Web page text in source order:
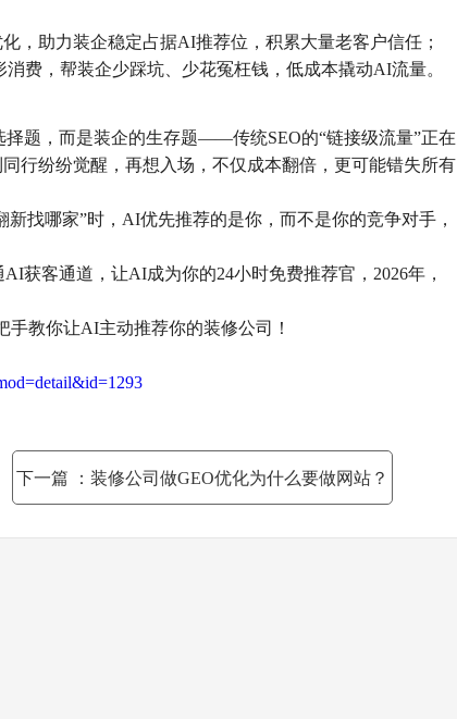
，助力装企稳定占据AI推荐位，积累大量老客户信任；
费，帮装企少踩坑、少花冤枉钱，低成本撬动AI流量。
题，而是装企的生存题——传统SEO的“链接级流量”正在
行纷纷觉醒，再想入场，不仅成本翻倍，更可能错失所有
找哪家”时，AI优先推荐的是你，而不是你的竞争对手，
获客通道，让AI成为你的24小时免费推荐官，2026年，
教你让AI主动推荐你的装修公司！
下一篇 ：装修公司做GEO优化为什么要做网站？